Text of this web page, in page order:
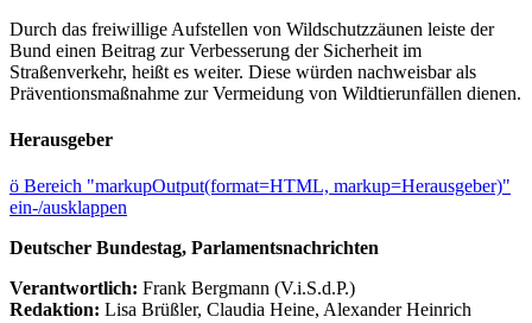
Durch das freiwillige Aufstellen von Wildschutzzäunen leiste der
Bund einen Beitrag zur Verbesserung der Sicherheit im
Straßenverkehr, heißt es weiter. Diese würden nachweisbar als
Präventionsmaßnahme zur Vermeidung von Wildtierunfällen dienen.
Herausgeber
ö Bereich "markupOutput(format=HTML, markup=Herausgeber)"
ein-/ausklappen
Deutscher Bundestag, Parlamentsnachrichten
Verantwortlich: Frank Bergmann (V.i.S.d.P.)
Redaktion: Lisa Brüßler, Claudia Heine, Alexander Heinrich